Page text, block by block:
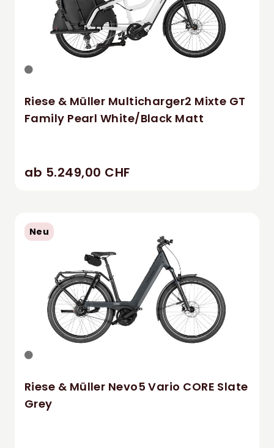
Riese & Müller Multicharger2 Mixte GT
Family Pearl White/Black Matt
ab 5.249,00 CHF
Neu
Riese & Müller Nevo5 Vario CORE Slate
Grey